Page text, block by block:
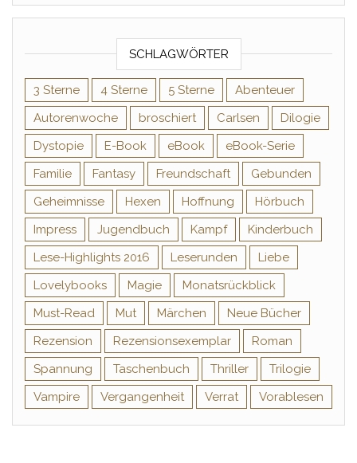
SCHLAGWÖRTER
3 Sterne 4 Sterne 5 Sterne
Abenteuer
Autorenwoche
broschiert Carlsen
Dilogie
Dystopie
E-Book eBook
eBook-Serie
Familie
Fantasy Freundschaft
Gebunden
Geheimnisse
Hexen Hoffnung
Hörbuch
Impress
Jugendbuch Kampf
Kinderbuch
Lese-Highlights 2016
Leserunden
Liebe
Lovelybooks
Magie
Monatsrückblick
Must-Read
Mut Märchen
Neue Bücher
Rezension
Rezensionsexemplar
Roman
Spannung
Taschenbuch Thriller
Trilogie
Vampire
Vergangenheit Verrat Vorablesen